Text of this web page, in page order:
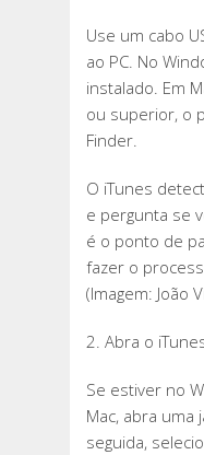
Use um cabo
ao PC. No
instalado. Em
ou superior, o
Finder.
O iTunes
e pergunta se
é o ponto de
fazer o
(Imagem: João
2. Abra o
Se estiver no
Mac, abra uma
seguida,